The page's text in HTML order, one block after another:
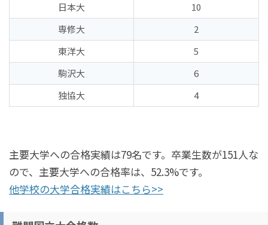
日本大
10
専修大
2
東洋大
5
駒沢大
6
独協大
4
主要大学への合格実績は79名です。卒業生数が151人な
ので、主要大学への合格率は、52.3%です。
他学校の大学合格実績はこちら>>